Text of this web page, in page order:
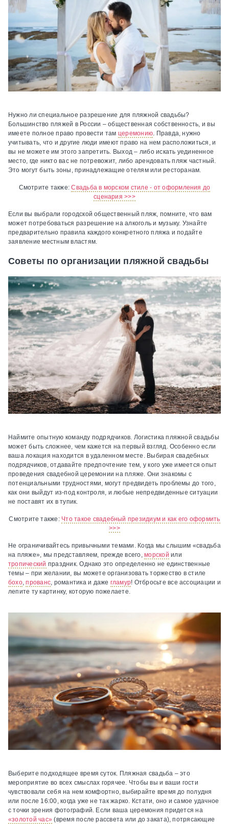
Нужно ли специальное разрешение для пляжной свадьбы?
Большинство пляжей в России – общественная собственность, и вы
имеете полное право провести там церемонию . Правда, нужно
учитывать, что и другие люди имеют право на нем расположиться, и
вы не можете им этого запретить. Выход – либо искать уединенное
место, где никто вас не потревожит, либо арендовать пляж частный.
Это могут быть зоны, принадлежащие отелям или ресторанам.
Смотрите также:Свадьба в морском стиле - от оформления до
сценария >>>
Если вы выбрали городской общественный пляж, помните, что вам
может потребоваться разрешение на алкоголь и музыку. Узнайте
предварительно правила каждого конкретного пляжа и подайте
заявление местным властям.
Советы по организации пляжной свадьбы
Наймите опытную команду подрядчиков. Логистика пляжной свадьбы
может быть сложнее, чем кажется на первый взгляд. Особенно если
ваша локация находится в удаленном месте. Выбирая свадебных
подрядчиков, отдавайте предпочтение тем, у кого уже имеется опыт
проведения свадебной церемонии на пляже. Они знакомы с
потенциальными трудностями, могут предвидеть проблемы до того,
как они выйдут из-под контроля, и любые непредвиденные ситуации
не поставят их в тупик.
Смотрите также: Что такое свадебный президиум и как его оформить
>>>
Не ограничивайтесь привычными темами.
Когда мы слышим «свадьба
на пляже», мы представляем, прежде всего,морской или
тропический праздник. Однако это определенно не единственные
темы – при желании, вы можете организовать торжество в стиле
бохо,прованс , романтика и даже гламур! Отбросьте все ассоциации и
лепите ту картинку, которую пожелаете.
Выберите подходящее время суток. Пляжная свадьба – это
мероприятие во всех смыслах горячее. Чтобы вы и ваши гости
чувствовали себя на нем комфортно, выбирайте время до полудня
или после 16:00, когда уже не так жарко. Кстати, оно и самое удачное
с точки зрения фотографий. Если ваша церемония придется на
«золотой час» (время после рассвета или до заката), потрясающие